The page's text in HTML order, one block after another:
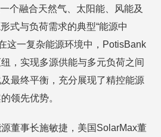
个融合天然气、太阳能、风能及
式与负荷需求的典型“能源中
这一复杂能源环境中，PotisBank
，实现多源供能与多元负荷之间
最终平衡，充分展现了精控能源
领先优势。
董事长施敏捷，美国SolarMax董